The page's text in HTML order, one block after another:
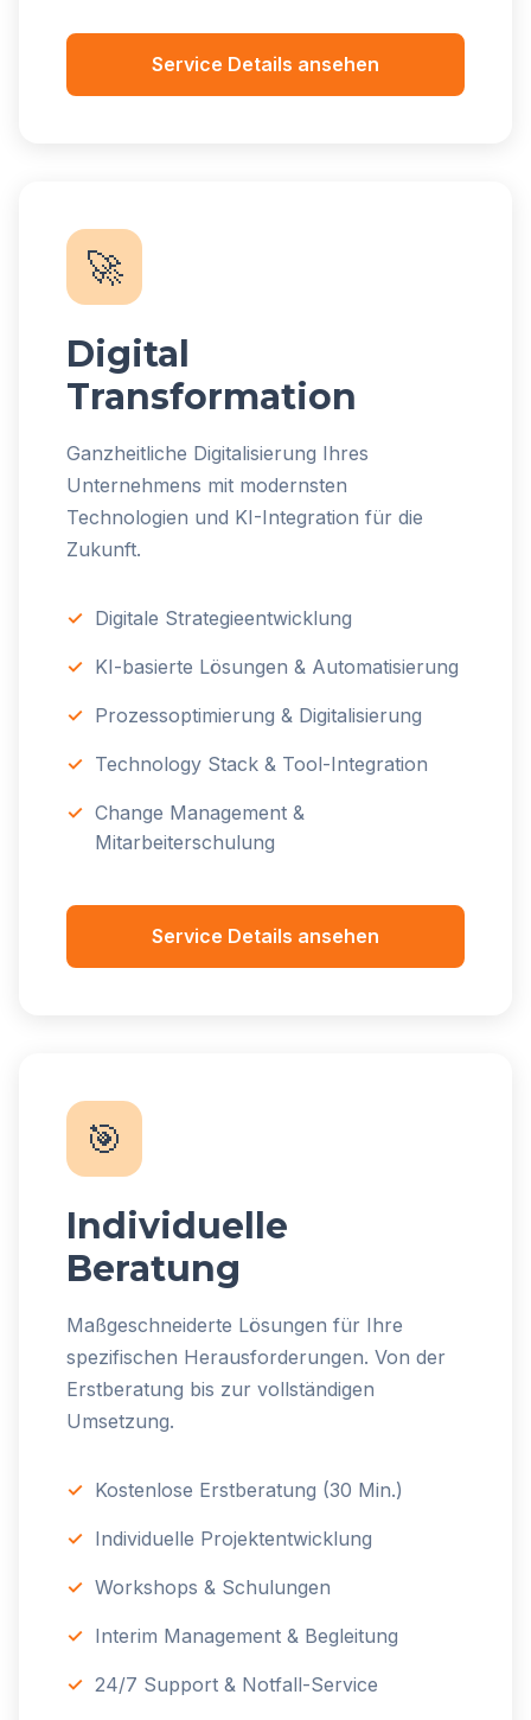
Service Details ansehen
🚀
Digital
Transformation
Ganzheitliche Digitalisierung Ihres
Unternehmens mit modernsten
Technologien und KI-Integration für die
Zukunft.
Digitale Strategieentwicklung
KI-basierte Lösungen & Automatisierung
Prozessoptimierung & Digitalisierung
Technology Stack & Tool-Integration
Change Management &
Mitarbeiterschulung
Service Details ansehen
🎯
Individuelle
Beratung
Maßgeschneiderte Lösungen für Ihre
spezifischen Herausforderungen. Von der
Erstberatung bis zur vollständigen
Umsetzung.
Kostenlose Erstberatung (30 Min.)
Individuelle Projektentwicklung
Workshops & Schulungen
Interim Management & Begleitung
24/7 Support & Notfall-Service